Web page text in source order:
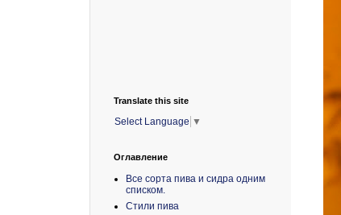
Translate this site
Select Language ▼
Оглавление
Все сорта пива и сидра одним
списком.
Стили пива